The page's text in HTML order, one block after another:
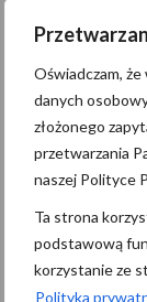
Oświadczam,
danych
złożonego
przetwarzania
naszej Polityce
Ta strona
podstawową
korzystanie ze
Polityka
Administratorem
Szukaj